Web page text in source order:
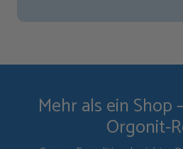
Mehr als ein Shop
Orgonit-